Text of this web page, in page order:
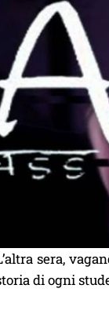
sera,
di ogni